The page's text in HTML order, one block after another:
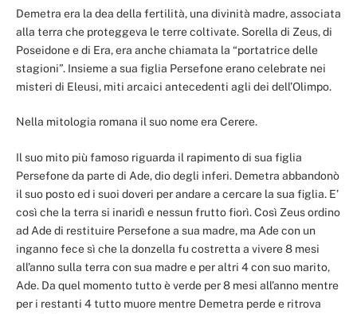
Demetra era la dea della fertilità, una divinità madre, associata
alla terra che proteggeva le terre coltivate. Sorella di Zeus, di
Poseidone e di Era, era anche chiamata la “portatrice delle
stagioni”. Insieme a sua figlia Persefone erano celebrate nei
misteri di Eleusi, miti arcaici antecedenti agli dei dell’Olimpo.
Nella mitologia romana il suo nome era Cerere.
Il suo mito più famoso riguarda il rapimento di sua figlia
Persefone da parte di Ade, dio degli inferi. Demetra abbandonò
il suo posto ed i suoi doveri per andare a cercare la sua figlia. E’
così che la terra si inaridì e nessun frutto fiorì. Così Zeus ordino
ad Ade di restituire Persefone a sua madre, ma Ade con un
inganno fece sì che la donzella fu costretta a vivere 8 mesi
all’anno sulla terra con sua madre e per altri 4 con suo marito,
Ade. Da quel momento tutto è verde per 8 mesi all’anno mentre
per i restanti 4 tutto muore mentre Demetra perde e ritrova